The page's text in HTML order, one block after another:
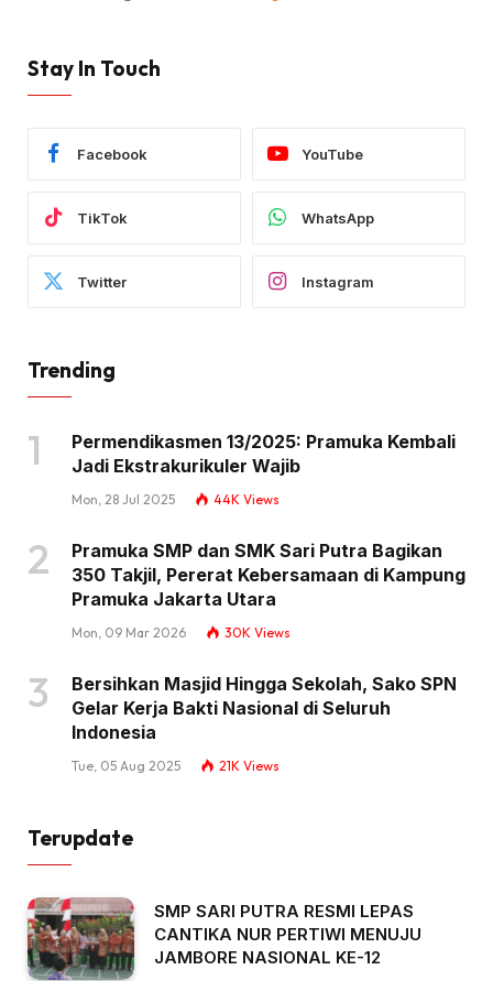
Stay In Touch
Facebook YouTube
TikTok WhatsApp
Twitter Instagram
Trending
Permendikasmen 13/2025: Pramuka Kembali
Jadi Ekstrakurikuler Wajib
Mon, 28 Jul 2025 44K Views
Pramuka SMP dan SMK Sari Putra Bagikan
350 Takjil, Pererat Kebersamaan di Kampung
Pramuka Jakarta Utara
Mon, 09 Mar 2026 30K Views
Bersihkan Masjid Hingga Sekolah, Sako SPN
Gelar Kerja Bakti Nasional di Seluruh
Indonesia
Tue, 05 Aug 2025 21K Views
Terupdate
SMP SARI PUTRA RESMI LEPAS
CANTIKA NUR PERTIWI MENUJU
JAMBORE NASIONAL KE-12